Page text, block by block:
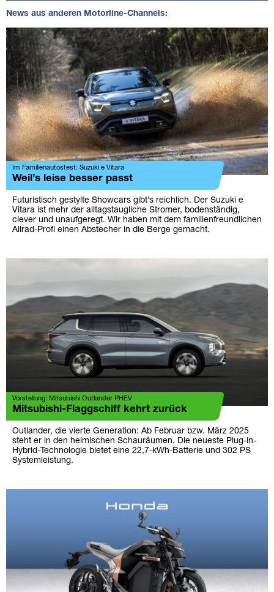
News aus anderen Motorline-Channels:
Im Familienautostest: Suzuki e Vitara
Weil’s leise besser passt
Futuristisch gestylte Showcars gibt’s reichlich. Der Suzuki e
Vitara ist mehr der alltagstaugliche Stromer, bodenständig,
clever und unaufgeregt. Wir haben mit dem familienfreundlichen
Allrad-Profi einen Abstecher in die Berge gemacht.
Vorstellung: Mitsubishi Outlander PHEV
Mitsubishi-Flaggschiff kehrt zurück
Outlander, die vierte Generation: Ab Februar bzw. März 2025
steht er in den heimischen Schauräumen. Die neueste Plug-in-
Hybrid-Technologie bietet eine 22,7-kWh-Batterie und 302 PS
Systemleistung.